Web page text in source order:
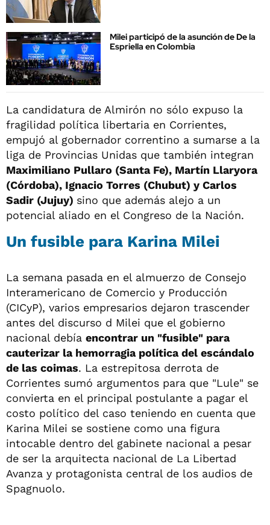
Milei participó de la asunción de De la
Espriella en Colombia
La candidatura de Almirón no sólo expuso la
fragilidad política libertaria en Corrientes,
empujó al gobernador correntino a sumarse a la
liga de Provincias Unidas que también integran
Maximiliano Pullaro (Santa Fe), Martín Llaryora
(Córdoba), Ignacio Torres (Chubut) y Carlos
Sadir (Jujuy) sino que además alejo a un
potencial aliado en el Congreso de la Nación.
Un fusible para Karina Milei
La semana pasada en el almuerzo de Consejo
Interamericano de Comercio y Producción
(CICyP), varios empresarios dejaron trascender
antes del discurso d Milei que el gobierno
nacional debía encontrar un "fusible" para
cauterizar la hemorragia política del escándalo
de las coimas. La estrepitosa derrota de
Corrientes sumó argumentos para que "Lule" se
convierta en el principal postulante a pagar el
costo político del caso teniendo en cuenta que
Karina Milei se sostiene como una figura
intocable dentro del gabinete nacional a pesar
de ser la arquitecta nacional de La Libertad
Avanza y protagonista central de los audios de
Spagnuolo.